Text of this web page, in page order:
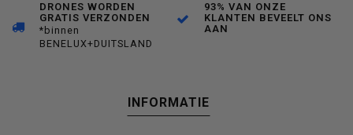
DRONES WORDEN
GRATIS VERZONDEN
*binnen
BENELUX+DUITSLAND
93% VAN ONZE
KLANTEN BEVEELT ONS
AAN
INFORMATIE